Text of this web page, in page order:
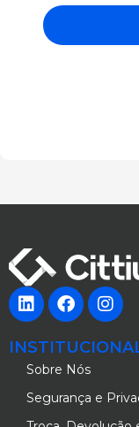
Sobre Nós
Segurança e